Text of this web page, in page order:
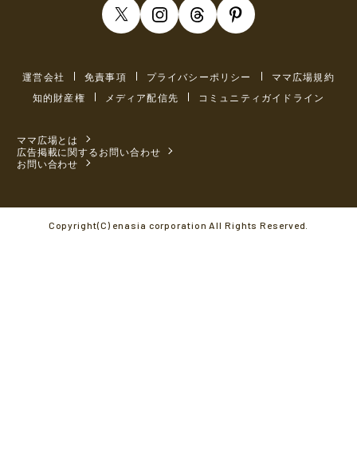
運営会社 免責事項 プライバシーポリシー
ママ広場規約
知的財産権
メディア配信先 コミュニティガイドライン
ママ広場とは
広告掲載に関するお問い合わせ
お問い合わせ
Copyright(C) enasia corporation All Rights Reserved.